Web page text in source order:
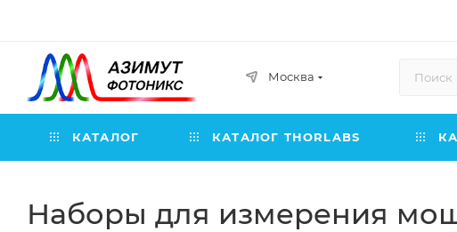
Москва
КАТАЛОГ КАТАЛОГ THORLABS
Наборы для измерения